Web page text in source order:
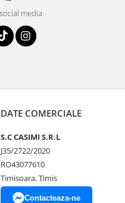
media
DATE COMERCIALE
S.C CASIMI S.R.L
J35/2722/2020
RO43077610
Timisoara, Timis
Contacteaza-ne